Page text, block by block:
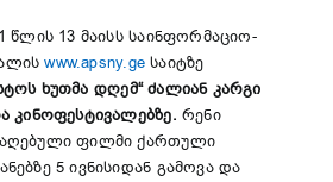
წლის 13 მაისს საინფორმაციო-
www.apsny.geსაიტზე
ხუთმა დღემ“ ძალიან კარგი
კინოფესტივალებზე. რენი
ფილმი ქართული
5 ივნისიდან გამოვა და